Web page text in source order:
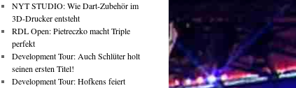
NYT STUDIO: Wie Dart-Zubehör im
3D-Drucker entsteht
RDL Open: Pietreczko macht Triple
perfekt
Development Tour: Auch Schlüter holt
seinen ersten Titel!
Development Tour: Hofkens feiert